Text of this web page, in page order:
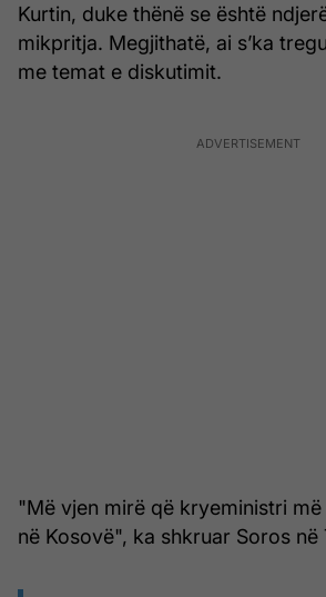
Kurtin, duke thënë se është
mikpritja. Megjithatë, ai s’ka
me temat e diskutimit.
"Më vjen mirë që kryeministri
në Kosovë", ka shkruar Soros në